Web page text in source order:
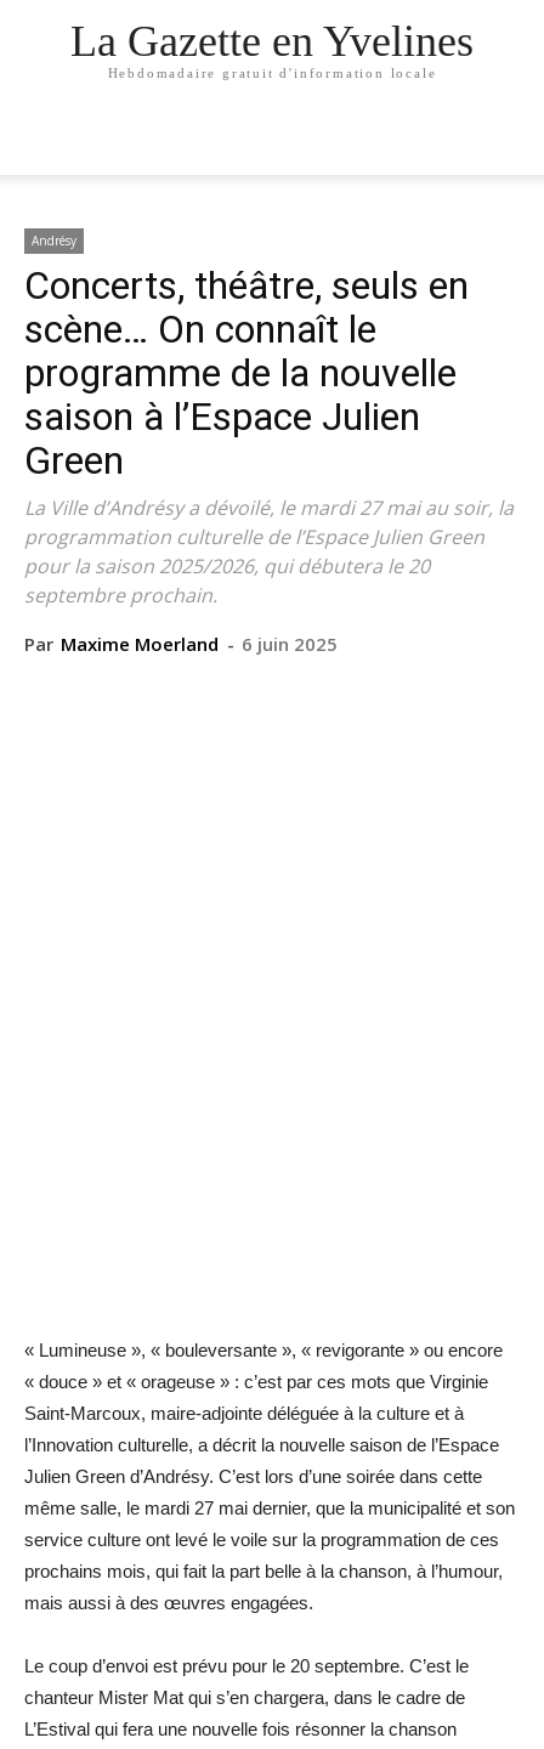
La Gazette en Yvelines
Hebdomadaire gratuit d'information locale
Andrésy
Concerts, théâtre, seuls en
scène… On connaît le
programme de la nouvelle
saison à l’Espace Julien
Green
La Ville d’Andrésy a dévoilé, le mardi 27 mai au soir, la
programmation culturelle de l’Espace Julien Green
pour la saison 2025/2026, qui débutera le 20
septembre prochain.
Par Maxime Moerland - 6 juin 2025
« Lumineuse », « bouleversante », « revigorante » ou encore
« douce » et « orageuse » : c’est par ces mots que Virginie
Saint-Marcoux, maire-adjointe déléguée à la culture et à
l’Innovation culturelle, a décrit la nouvelle saison de l’Espace
Julien Green d’Andrésy. C’est lors d’une soirée dans cette
même salle, le mardi 27 mai dernier, que la municipalité et son
service culture ont levé le voile sur la programmation de ces
prochains mois, qui fait la part belle à la chanson, à l’humour,
mais aussi à des œuvres engagées.
Le coup d’envoi est prévu pour le 20 septembre. C’est le
chanteur Mister Mat qui s’en chargera, dans le cadre de
L’Estival qui fera une nouvelle fois résonner la chanson